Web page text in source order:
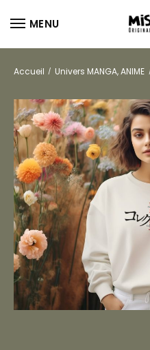
MENU
Accueil / Univers MANGA, ANIME